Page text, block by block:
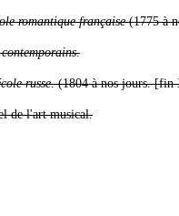
romantique française(1775 à
.
russe. (1804 à nos jours.
de l'art musical.